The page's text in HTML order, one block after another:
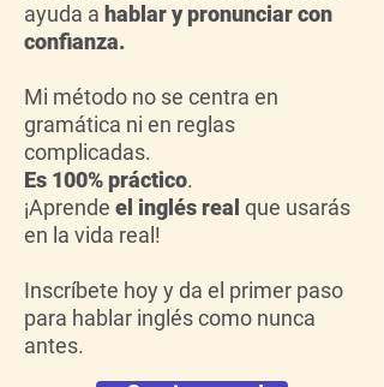
ayuda a hablar y pronunciar con
confianza.
Mi método no se centra en
gramática ni en reglas
complicadas.
Es 100% práctico.
¡Aprende el inglés real que usarás
en la vida real!
Inscríbete hoy y da el primer paso
para hablar inglés como nunca
antes.